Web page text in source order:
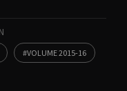
VOLUME 2015-16